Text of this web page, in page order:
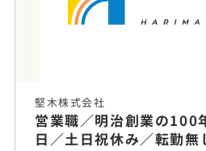
堅木株式会社
営業職／明治創業の100
日／土日祝休み／転勤無